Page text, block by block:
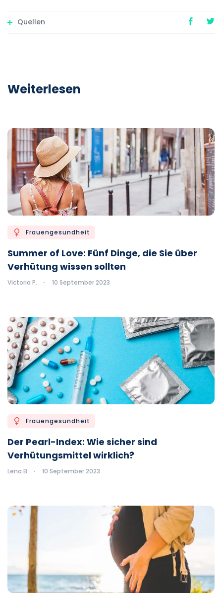
Quellen
Weiterlesen
Frauengesundheit
Summer of Love: Fünf Dinge, die Sie über
Verhütung wissen sollten
Victoria P. 10 September 2023
Frauengesundheit
Der Pearl-Index: Wie sicher sind
Verhütungsmittel wirklich?
Lena B 10 September 2023